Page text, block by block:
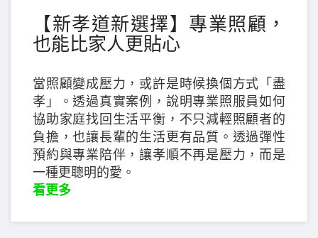
【新孝道新選擇】專業照顧，
也能比家人更貼心
當照顧變成壓力，或許是時候換個方式「盡
孝」。透過真實案例，說明專業照服員如何
協助家庭找回生活平衡，不只減輕照顧者的
負擔，也讓長輩的生活更有品質。透過彈性
預約與專業陪伴，讓孝順不再是壓力，而是
一種更聰明的愛。
看更多